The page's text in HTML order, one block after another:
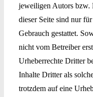
jeweiligen Autors bzw.
dieser Seite sind nur
Gebrauch gestattet.
nicht vom Betreiber
Urheberrechte Dritter
Inhalte Dritter als
trotzdem auf eine